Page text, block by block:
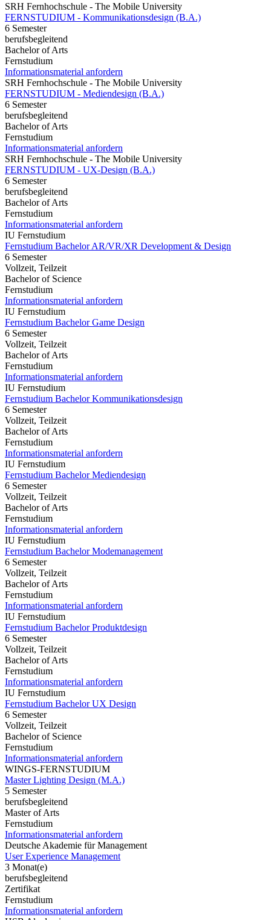
SRH Fernhochschule - The Mobile University
FERNSTUDIUM - Kommunikationsdesign (B.A.)
6 Semester
berufsbegleitend
Bachelor of Arts
Fernstudium
Informationsmaterial anfordern
SRH Fernhochschule - The Mobile University
FERNSTUDIUM - Mediendesign (B.A.)
6 Semester
berufsbegleitend
Bachelor of Arts
Fernstudium
Informationsmaterial anfordern
SRH Fernhochschule - The Mobile University
FERNSTUDIUM - UX-Design (B.A.)
6 Semester
berufsbegleitend
Bachelor of Arts
Fernstudium
Informationsmaterial anfordern
IU Fernstudium
Fernstudium Bachelor AR/VR/XR Development & Design
6 Semester
Vollzeit, Teilzeit
Bachelor of Science
Fernstudium
Informationsmaterial anfordern
IU Fernstudium
Fernstudium Bachelor Game Design
6 Semester
Vollzeit, Teilzeit
Bachelor of Arts
Fernstudium
Informationsmaterial anfordern
IU Fernstudium
Fernstudium Bachelor Kommunikationsdesign
6 Semester
Vollzeit, Teilzeit
Bachelor of Arts
Fernstudium
Informationsmaterial anfordern
IU Fernstudium
Fernstudium Bachelor Mediendesign
6 Semester
Vollzeit, Teilzeit
Bachelor of Arts
Fernstudium
Informationsmaterial anfordern
IU Fernstudium
Fernstudium Bachelor Modemanagement
6 Semester
Vollzeit, Teilzeit
Bachelor of Arts
Fernstudium
Informationsmaterial anfordern
IU Fernstudium
Fernstudium Bachelor Produktdesign
6 Semester
Vollzeit, Teilzeit
Bachelor of Arts
Fernstudium
Informationsmaterial anfordern
IU Fernstudium
Fernstudium Bachelor UX Design
6 Semester
Vollzeit, Teilzeit
Bachelor of Science
Fernstudium
Informationsmaterial anfordern
WINGS-FERNSTUDIUM
Master Lighting Design (M.A.)
5 Semester
berufsbegleitend
Master of Arts
Fernstudium
Informationsmaterial anfordern
Deutsche Akademie für Management
User Experience Management
3 Monat(e)
berufsbegleitend
Zertifikat
Fernstudium
Informationsmaterial anfordern